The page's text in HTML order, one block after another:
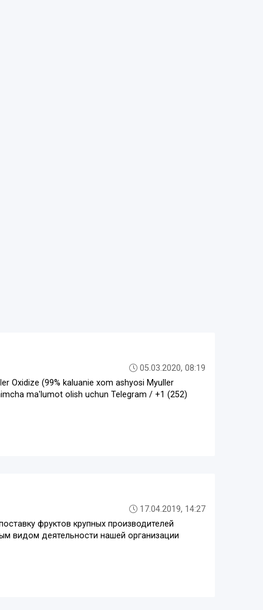
05.03.2020, 08:19
Oxidize (99% kaluanie xom ashyosi Myuller
ma'lumot olish uchun Telegram / +1 (252)
17.04.2019, 14:27
фруктов крупных производителей
видом деятельности нашей организации